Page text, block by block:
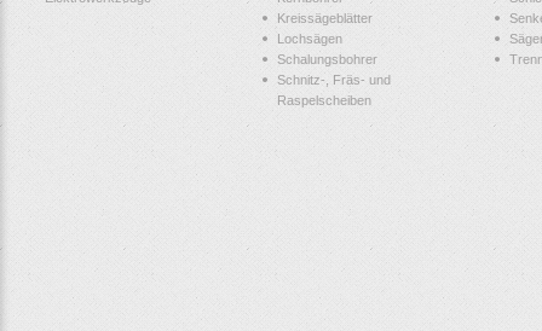
Kreissägeblätter
Lochsägen
Schalungsbohrer
Schnitz-, Fräs- und
Raspelscheiben